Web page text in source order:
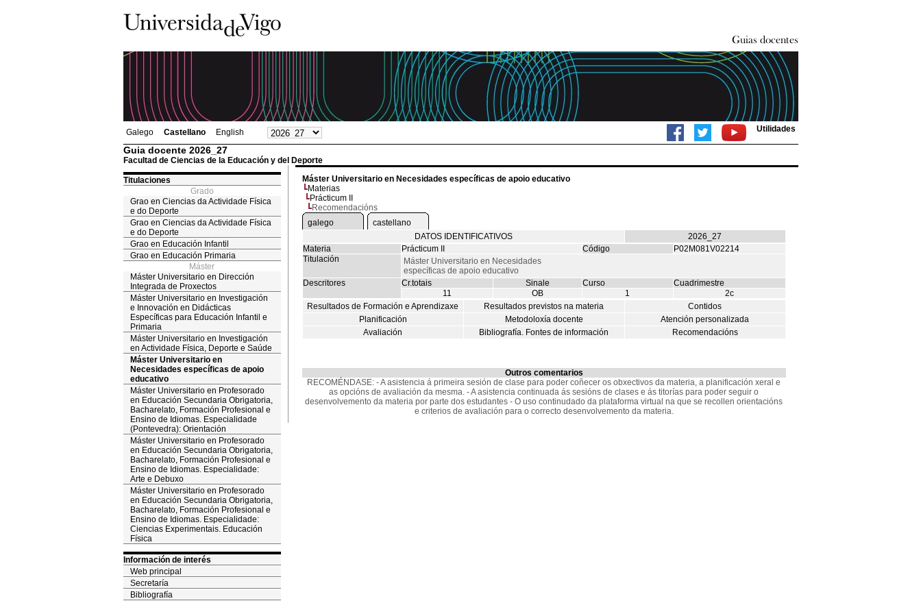
Galego Castellano English Utilidades
Guia docente 2026_27
Facultad de Ciencias de la Educación y del Deporte
Titulaciones
Grado
Grao en Ciencias da Actividade Física
e do Deporte
Grao en Ciencias da Actividade Física
e do Deporte
Grao en Educación Infantil
Grao en Educación Primaria
Máster
Máster Universitario en Dirección
Integrada de Proxectos
Máster Universitario en Investigación
e Innovación en Didácticas
Específicas para Educación Infantil e
Primaria
Máster Universitario en Investigación
en Actividade Física, Deporte e Saúde
Máster Universitario en
Necesidades específicas de apoio
educativo
Máster Universitario en Profesorado
en Educación Secundaria Obrigatoria,
Bacharelato, Formación Profesional e
Ensino de Idiomas. Especialidade
(Pontevedra): Orientación
Máster Universitario en Profesorado
en Educación Secundaria Obrigatoria,
Bacharelato, Formación Profesional e
Ensino de Idiomas. Especialidade:
Arte e Debuxo
Máster Universitario en Profesorado
en Educación Secundaria Obrigatoria,
Bacharelato, Formación Profesional e
Ensino de Idiomas. Especialidade:
Ciencias Experimentais. Educación
Física
Información de interés
Web principal
Secretaría
Bibliografía
Máster Universitario en Necesidades específicas de apoio educativo
Materias
Prácticum II
Recomendacións
galego
castellano
DATOS IDENTIFICATIVOS
2026_27
Materia
Prácticum II Código
P02M081V02214
Titulación
Máster Universitario en Necesidades
específicas de apoio educativo
Descritores
Cr.totais Sinale Curso
Cuadrimestre
11
OB 1
2c
Resultados de Formación e Aprendizaxe
Resultados previstos na materia
Contidos
Planificación
Metodoloxía docente
Atención personalizada
Avaliación
Bibliografía. Fontes de información Recomendacións
Outros comentarios
RECOMÉNDASE: - A asistencia á primeira sesión de clase para poder coñecer os obxectivos da materia, a planificación xeral e
as opcións de avaliación da mesma. - A asistencia continuada ás sesións de clases e ás titorías para poder seguir o
desenvolvemento da materia por parte dos estudantes - O uso continudado da plataforma virtual na que se recollen orientacións
e criterios de avaliación para o correcto desenvolvemento da materia.